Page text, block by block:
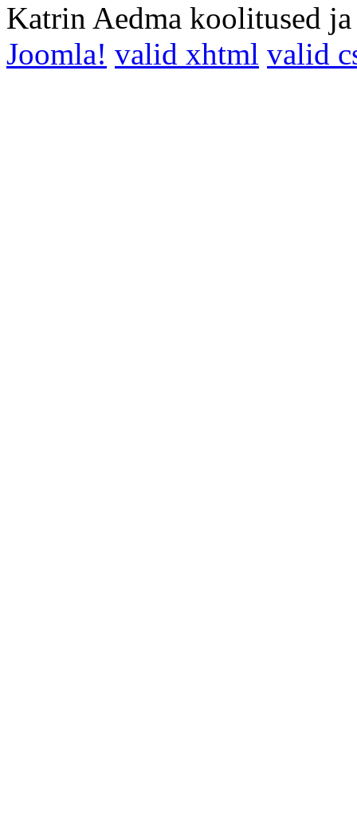
Katrin Aedma koolitused
Joomla! valid xhtml valid